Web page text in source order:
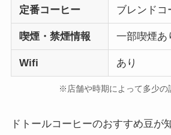
定番コーヒー ブレンドコ
喫煙・禁煙情報 一部喫煙あ
Wifi あり
※店舗や時期によって多少の
ドトールコーヒーのおすすめ豆が